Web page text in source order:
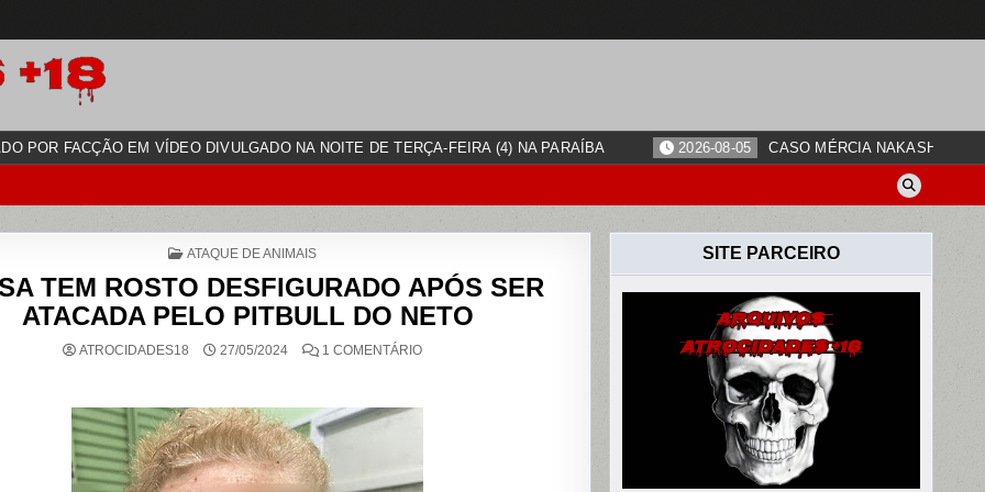
POR FACÇÃO EM VÍDEO DIVULGADO NA NOITE DE TERÇA-FEIRA (4) NA PARAÍBA 2026-08-05 CASO MÉRCIA NAKASHIMA:
POSTED
ATAQUE DE ANIMAIS
TEM ROSTO DESFIGURADO APÓS SER
ATACADA PELO PITBULL DO NETO
ATROCIDADES18 27/05/2024 1 COMENTÁRIOEM
PITBULL
DO
SITE PARCEIRO